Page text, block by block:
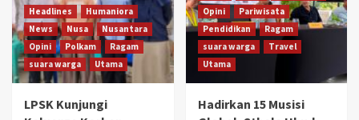
Headlines
Humaniora
News
Nusa
Nusantara
Opini
Polkam
Ragam
suara warga
Utama
LPSK Kunjungi
Opini
Pariwisata
Pendidikan
Ragam
suara warga
Travel
Utama
Hadirkan 15 Musisi